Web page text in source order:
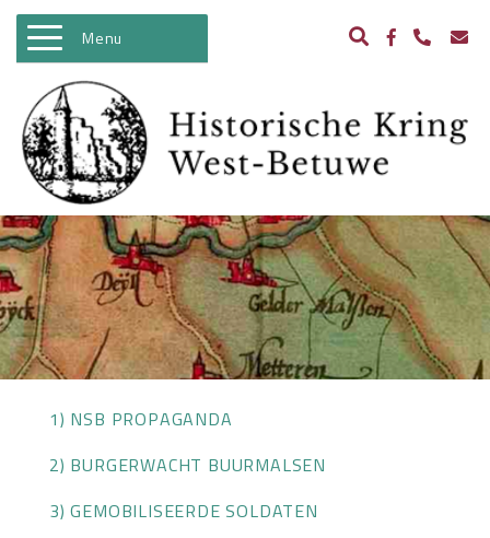
Menu
WELKOM
ACTIVITEITEN
NIEUWS
BIBLIOTHEEK
ARCHEOLOGIE
HISTORIE
BEELDBANK
KASTELEN IN WEST BETUWE
WO II
OVER HKWB
1) NSB PROPAGANDA
2) BURGERWACHT BUURMALSEN
3) GEMOBILISEERDE SOLDATEN